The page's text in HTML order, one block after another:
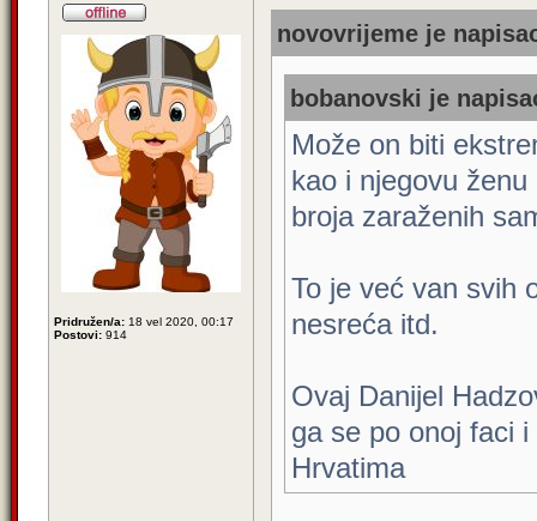
Pridružen/a: 18 vel 2020, 00:17
Postovi: 914
novovrijeme je
bobanovski je
Može on biti
kao i njegovu
broja zaraženih
To je već van svih
nesreća itd.
Ovaj Danijel
ga se po onoj faci
Hrvatima